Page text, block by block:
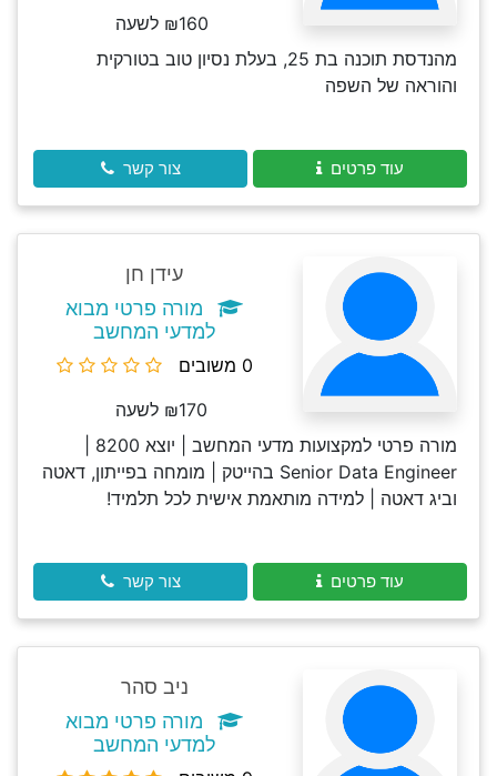
₪160 לשעה
מהנדסת תוכנה בת 25, בעלת נסיון טוב בטורקית
והוראה של השפה
עוד פרטים צור קשר
עידן חן
מורה פרטי מבוא
למדעי המחשב
0 משובים
₪170 לשעה
Senior Data Engineer בהייטק | מומחה בפייתון, דאטה
וביג דאטה | למידה מותאמת אישית לכל תלמיד!
עוד פרטים צור קשר
ניב סהר
מורה פרטי מבוא
למדעי המחשב